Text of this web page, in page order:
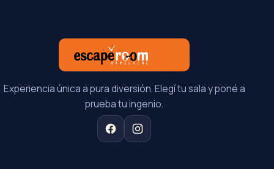
Experiencia única a pura diversión. Elegí tu sala y poné a
prueba tu ingenio.